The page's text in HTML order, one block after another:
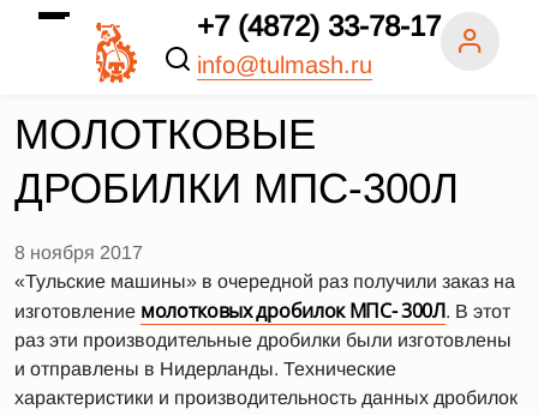
+7 (4872) 33-78-17
info@tulmash.ru
МОЛОТКОВЫЕ
ДРОБИЛКИ МПС-300Л
8 ноября 2017
«Тульские машины» в очередной раз получили заказ на
изготовление молотковых дробилок МПС- 300Л. В этот
раз эти производительные дробилки были изготовлены
и отправлены в Нидерланды. Технические
характеристики и производительность данных дробилок